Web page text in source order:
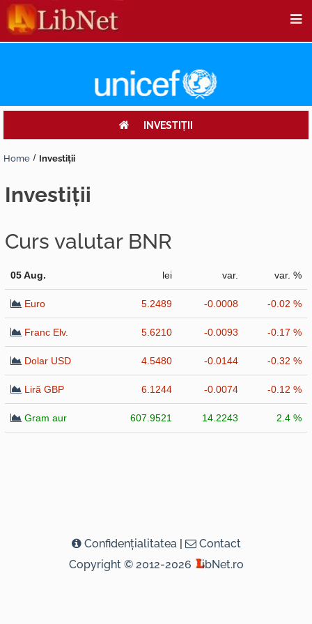
INVESTIŢII
Home Investiţii
investiţii
Curs valutar BNR
05 Aug. lei var. var. %
Euro 5.2489 -0.0008 -0.02 %
Franc Elv. 5.6210 -0.0093 -0.17 %
Dolar USD 4.5480 -0.0144 -0.32 %
Liră GBP 6.1244 -0.0074 -0.12 %
Gram aur 607.9521 14.2243 2.4 %
Confidenţialitatea |
Contact
Copyright © 2012-2026
ibNet.ro